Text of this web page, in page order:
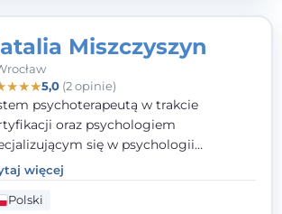
Miszczyszyn
★★★5,0(2 opinie)
psychoterapeutą w trakcie
oraz psychologiem
się w psychologii
Ukończyłam również studia
z Praktycznej Diagnozy
Aktywnie uczestniczę w
więcej
Polski